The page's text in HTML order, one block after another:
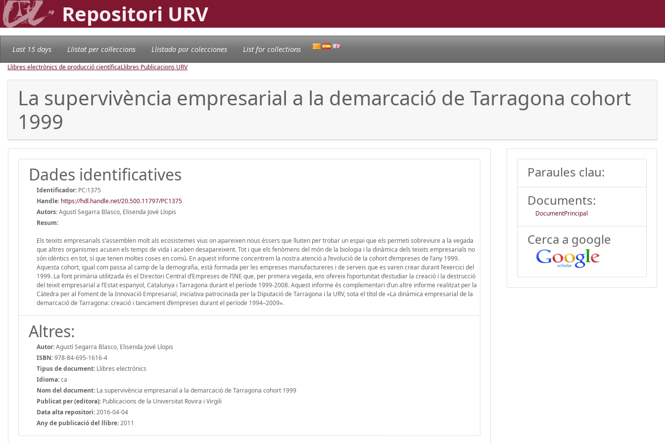
Repositori URV
Last 15 days Llistat per col·leccions Llistado por colecciones List for collections
Llibres electrònics de producció científicaLlibres Publicacions URV
La supervivència empresarial a la demarcació de Tarragona cohort
1999
Dades identificatives
Identificador: PC:1375
Handle: https://hdl.handle.net/20.500.11797/PC1375
Autors:Agustí Segarra Blasco, Elisenda Jové Llopis
Resum:
Els teixits empresarials s’assemblen molt als ecosistemes vius on apareixen nous éssers que lluiten per trobar un espai que els permeti sobreviure a la vegada
que altres organismes acusen els temps de vida i acaben desapareixent. Tot i que els fenòmens del món de la biologia i la dinàmica dels teixits empresarials no
són idèntics en tot, sí que tenen moltes coses en comú. En aquest informe concentrem la nostra atenció a l’evolució de la cohort d’empreses de l’any 1999.
Aquesta cohort, igual com passa al camp de la demografia, està formada per les empreses manufactureres i de serveis que es varen crear durant l’exercici del
1999. La font primària utilitzada és el Directori Central d’Empreses de l’INE que, per primera vegada, ens ofereix l’oportunitat d’estudiar la creació i la destrucció
del teixit empresarial a l’Estat espanyol, Catalunya i Tarragona durant el període 1999-2008. Aquest informe és complementari d’un altre informe realitzat per la
Càtedra per al Foment de la Innovació Empresarial, iniciativa patrocinada per la Diputació de Tarragona i la URV, sota el títol de «La dinàmica empresarial de la
demarcació de Tarragona: creació i tancament d’empreses durant el període 1994–2009».
Altres:
Autor:Agustí Segarra Blasco, Elisenda Jové Llopis
ISBN:978-84-695-1616-4
Tipus de document: Llibres electrònics
Idioma:ca
Nom del document: La supervivència empresarial a la demarcació de Tarragona cohort 1999
Publicat per (editora): Publicacions de la Universitat Rovira i Virgili
Data alta repositori:2016-04-04
Any de publicació del llibre:2011
Paraules clau:
Documents:
DocumentPrincipal
Cerca a google